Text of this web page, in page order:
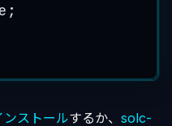
ストールするか、 solc-